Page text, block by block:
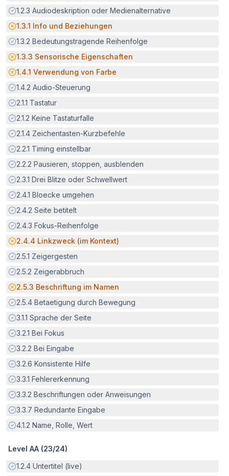
Erfüllt:
1.2.3 Audiodeskription oder Medienalternative
Potenzielle Barriere:
1.3.1 Info und Beziehungen
Erfüllt:
1.3.2 Bedeutungstragende Reihenfolge
Potenzielle Barriere:
1.3.3 Sensorische Eigenschaften
Potenzielle Barriere:
1.4.1 Verwendung von Farbe
Erfüllt:
1.4.2 Audio-Steuerung
Erfüllt:
2.1.1 Tastatur
Erfüllt:
2.1.2 Keine Tastaturfalle
Erfüllt:
2.1.4 Zeichentasten-Kurzbefehle
Erfüllt:
2.2.1 Timing einstellbar
Erfüllt:
2.2.2 Pausieren, stoppen, ausblenden
Erfüllt:
2.3.1 Drei Blitze oder Schwellwert
Erfüllt:
2.4.1 Bloecke umgehen
Erfüllt:
2.4.2 Seite betitelt
Erfüllt:
2.4.3 Fokus-Reihenfolge
Potenzielle Barriere:
2.4.4 Linkzweck (im Kontext)
Erfüllt:
2.5.1 Zeigergesten
Erfüllt:
2.5.2 Zeigerabbruch
Potenzielle Barriere:
2.5.3 Beschriftung im Namen
Erfüllt:
2.5.4 Betaetigung durch Bewegung
Erfüllt:
3.1.1 Sprache der Seite
Erfüllt:
3.2.1 Bei Fokus
Erfüllt:
3.2.2 Bei Eingabe
Erfüllt:
3.2.6 Konsistente Hilfe
Erfüllt:
3.3.1 Fehlererkennung
Erfüllt:
3.3.2 Beschriftungen oder Anweisungen
Erfüllt:
3.3.7 Redundante Eingabe
Erfüllt:
4.1.2 Name, Rolle, Wert
Level AA (23/24)
Erfüllt:
1.2.4 Untertitel (live)